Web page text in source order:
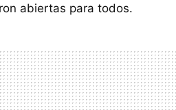
abiertas para todos.